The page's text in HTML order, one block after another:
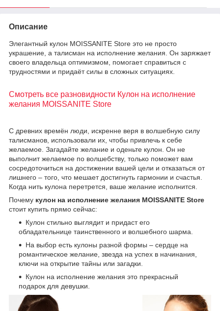
Описание
Элегантный кулон MOISSANITE Store это не просто
украшение, а талисман на исполнение желания. Он заряжает
своего владельца оптимизмом, помогает справиться с
трудностями и придаёт силы в сложных ситуациях.
Смотреть все разновидности Кулон на исполнение
желания MOISSANITE Store
С древних времён люди, искренне веря в волшебную силу
талисманов, использовали их, чтобы привлечь к себе
желаемое. Загадайте желание и оденьте кулон. Он не
выполнит желаемое по волшебству, только поможет вам
сосредоточиться на достижении вашей цели и отказаться от
лишнего – того, что мешает достигнуть гармонии и счастья.
Когда нить кулона перетрется, ваше желание исполнится.
Почему кулон на исполнение желания MOISSANITE Store
стоит купить прямо сейчас:
Кулон стильно выглядит и придаст его
обладательнице таинственного и волшебного шарма.
На выбор есть кулоны разной формы – сердце на
романтическое желание, звезда на успех в начинания,
ключи на открытие тайны или загадки.
Кулон на исполнение желания это прекрасный
подарок для девушки.